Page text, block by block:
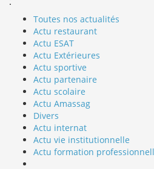
Toutes nos actualités
Actu restaurant
Actu ESAT
Actu Extérieures
Actu sportive
Actu partenaire
Actu scolaire
Actu Amassag
Divers
Actu internat
Actu vie institutionnelle
Actu formation